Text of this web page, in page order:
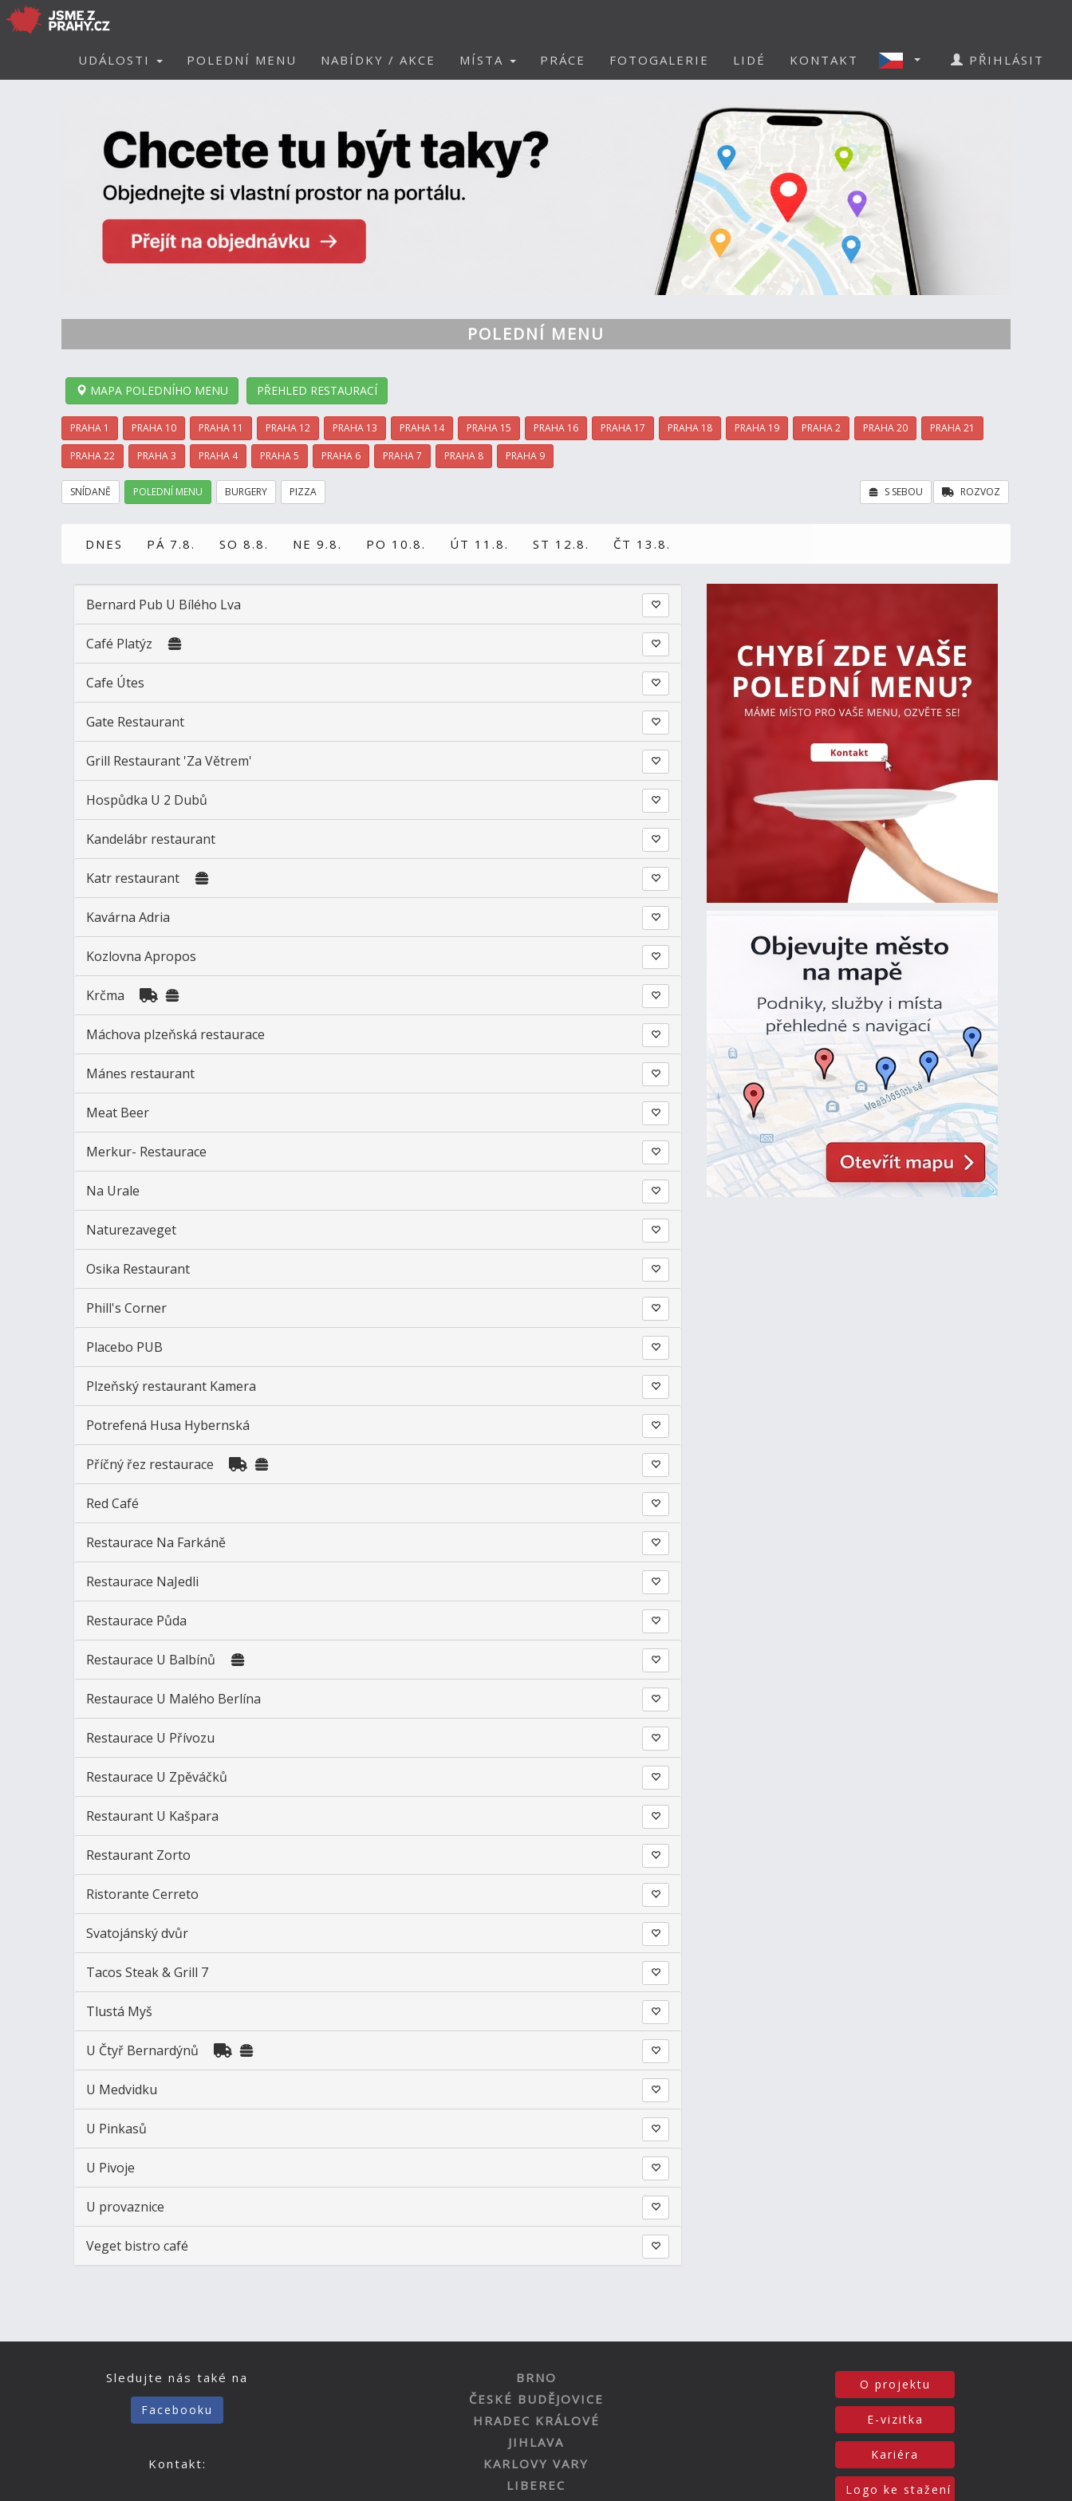
UDÁLOSTI POLEDNÍ MENU NABÍDKY / AKCE MÍSTA PRÁCE FOTOGALERIE LIDÉ KONTAKT PŘIHLÁSIT
POLEDNÍ MENU
MAPA POLEDNÍHO MENU PŘEHLED RESTAURACÍ
PRAHA 1 PRAHA 10 PRAHA 11 PRAHA 12 PRAHA 13 PRAHA 14 PRAHA 15 PRAHA 16 PRAHA 17 PRAHA 18 PRAHA 19 PRAHA 2 PRAHA 20 PRAHA 21
PRAHA 22 PRAHA 3 PRAHA 4 PRAHA 5 PRAHA 6 PRAHA 7 PRAHA 8 PRAHA 9
SNÍDANĚ POLEDNÍ MENU BURGERY PIZZA ROZVOZ
S SEBOU
DNES PÁ 7.8. SO 8.8. NE 9.8. PO 10.8. ÚT 11.8. ST 12.8. ČT 13.8.
Bernard Pub U Bílého Lva
Café Platýz
Cafe Útes
Gate Restaurant
Grill Restaurant 'Za Větrem'
Hospůdka U 2 Dubů
Kandelábr restaurant
Katr restaurant
Kavárna Adria
Kozlovna Apropos
Krčma
Máchova plzeňská restaurace
Mánes restaurant
Meat Beer
Merkur- Restaurace
Na Urale
Naturezaveget
Osika Restaurant
Phill's Corner
Placebo PUB
Plzeňský restaurant Kamera
Potrefená Husa Hybernská
Příčný řez restaurace
Red Café
Restaurace Na Farkáně
Restaurace NaJedli
Restaurace Půda
Restaurace U Balbínů
Restaurace U Malého Berlína
Restaurace U Přívozu
Restaurace U Zpěváčků
Restaurant U Kašpara
Restaurant Zorto
Ristorante Cerreto
Svatojánský dvůr
Tacos Steak & Grill 7
Tlustá Myš
U Čtyř Bernardýnů
U Medvidku
U Pinkasů
U Pivoje
U provaznice
Veget bistro café
Sledujte nás také na
Facebooku
Kontakt:
BRNO
ČESKÉ BUDĚJOVICE
HRADEC KRÁLOVÉ
JIHLAVA
KARLOVY VARY
LIBEREC
O projektu
E-vizitka
Kariéra
Logo ke stažení